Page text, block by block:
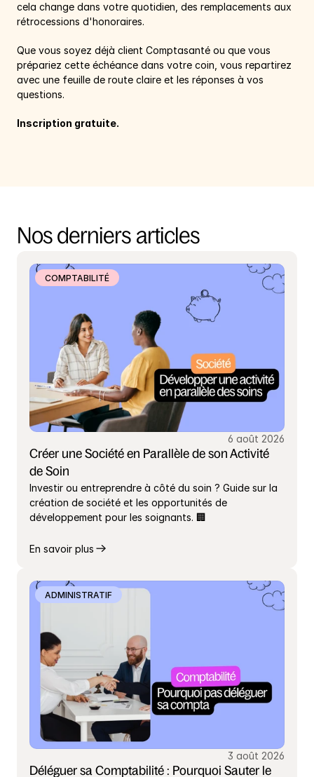
cela change dans votre quotidien, des remplacements aux
rétrocessions d'honoraires.
Que vous soyez déjà client Comptasanté ou que vous
prépariez cette échéance dans votre coin, vous repartirez
avec une feuille de route claire et les réponses à vos
questions.
Inscription gratuite.
Nos derniers articles
COMPTABILITÉ
6 août 2026
Créer une Société en Parallèle de son Activité
de Soin
Investir ou entreprendre à côté du soin ? Guide sur la
création de société et les opportunités de
développement pour les soignants. 🏢
En savoir plus
ADMINISTRATIF
3 août 2026
Déléguer sa Comptabilité : Pourquoi Sauter le